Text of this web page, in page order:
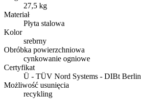
27,5 kg
Materiał
Płyta stalowa
Kolor
srebrny
Obróbka powierzchniowa
cynkowanie ogniowe
Certyfikat
Ü - TÜV Nord Systems - DIBt Berlin
Możliwość usunięcia
recykling